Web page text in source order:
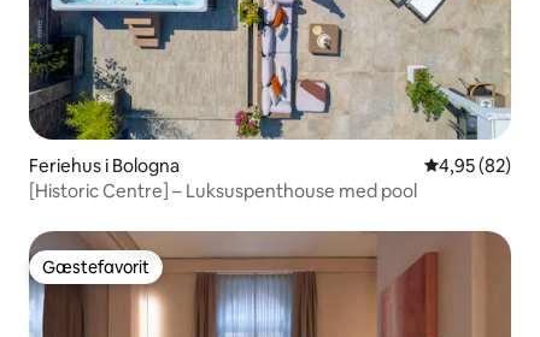
Feriehus i Bologna 4,95 ud af 5 i
4,95 (82)
[Historic Centre] – Luksuspenthouse med pool
Gæstefavorit
Gæstefavorit